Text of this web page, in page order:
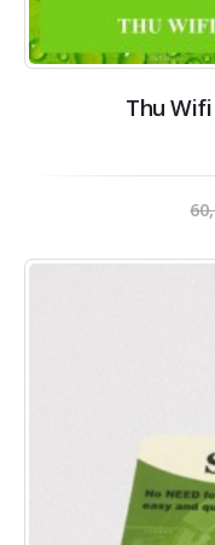
Thu Wifi